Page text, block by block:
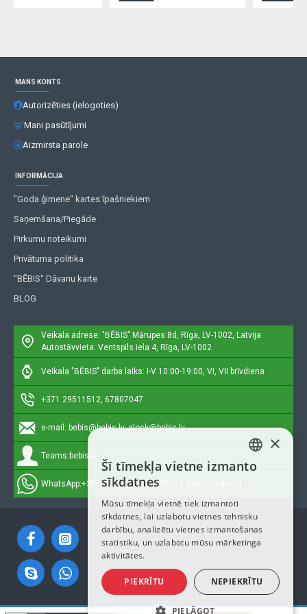
MANS KONTS
Autorizēties (ielogoties)
Mani pasūtījumi
Aizmirsta parole
INFORMĀCIJA
"Goda ģimene" kartes īpašniekiem
Saņemšana/Piegāde
Pirkumu noteikumi
Privātuma politika
"BĒBIS" Dāvanu karte
BLOG
Veikala adrese: "BĒBIS" Mārupes 8d, Rīga, LV-1002, Latvija
Autostāvvieta: Ventspils iela 4, Rīga, LV-1002
Veikala "BĒBIS" darba laiks: I-V 10:00-19:00, VI, VII brīvdiena
+371 29511512, 67807047
e-mail: bebis@bebis.lv, glosk@bebis.lv
Teams: bebis.lv
WhatsApp:+371 29511512, 20579272 (tikai ziņojumi)
Autortiesības © 2023, Bebis.lv, Visas tiesības aizsargātas
LATVIAN
ENGLISH
×
Šī tīmekļa vietne izmanto
sīkdatnes
Mūsu tīmekļa vietnē tiek izmantoti
sīkdatnes, lai uzlabotu vietnes tehnisku
darbību, analizētu vietnes izmantošanas
statistiku, un uzlabotu mūsu mārketinga
aktivitātes.
PIEKRĪTU NEPIEKRĪTU
PIELĀGOT